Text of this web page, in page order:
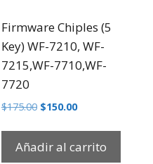
Firmware Chiples (5
Key) WF-7210, WF-
7215,WF-7710,WF-
7720
$175.00 $150.00
Añadir al carrito